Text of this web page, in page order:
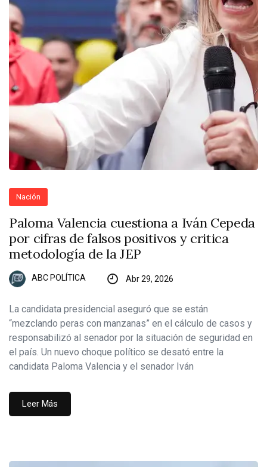
Nación
Paloma Valencia cuestiona a Iván Cepeda
por cifras de falsos positivos y critica
metodología de la JEP
ABC POLÍTICA Abr 29, 2026
La candidata presidencial aseguró que se están
“mezclando peras con manzanas” en el cálculo de casos y
responsabilizó al senador por la situación de seguridad en
el país. Un nuevo choque político se desató entre la
candidata Paloma Valencia y el senador Iván
Leer Más